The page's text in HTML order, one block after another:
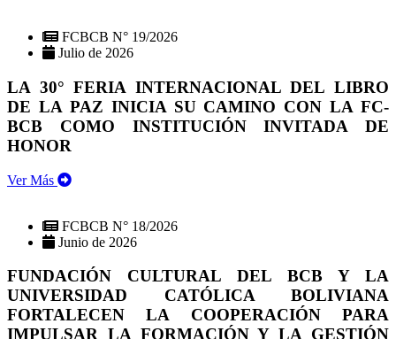
FCBCB N° 19/2026
Julio de 2026
LA 30° FERIA INTERNACIONAL DEL LIBRO
DE LA PAZ INICIA SU CAMINO CON LA FC-
BCB COMO INSTITUCIÓN INVITADA DE
HONOR
Ver Más
FCBCB N° 18/2026
Junio de 2026
FUNDACIÓN CULTURAL DEL BCB Y LA
UNIVERSIDAD CATÓLICA BOLIVIANA
FORTALECEN LA COOPERACIÓN PARA
IMPULSAR LA FORMACIÓN Y LA GESTIÓN